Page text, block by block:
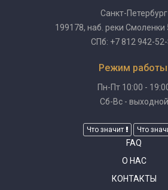
Санкт-Петербург
199178, наб. реки
СПб: +7 812 942-
Режим
Пн-Пт 10:00 -
Сб-Вс - выходной
Что значит Что
FAQ
О НАС
КОНТАКТЫ